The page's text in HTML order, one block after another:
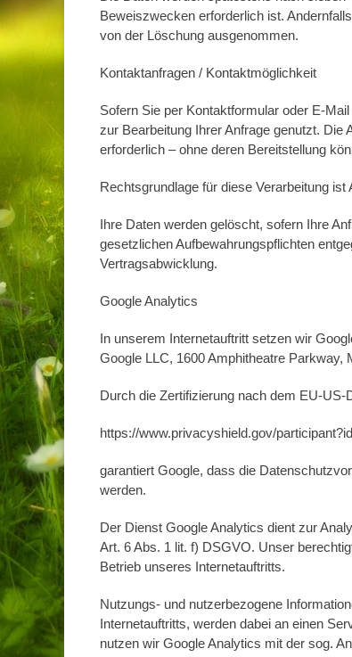
Beweiszwecken erforderlich ist.
von der Löschung ausgenommen.
Kontaktanfragen / Kontaktmöglichkeit
Sofern Sie per Kontaktformular oder E-
zur Bearbeitung Ihrer Anfrage genutzt. Die
erforderlich – ohne deren Bereitstellung
Rechtsgrundlage für diese Verarbeitung ist
Ihre Daten werden gelöscht, sofern Ihre
gesetzlichen Aufbewahrungspflichten
Vertragsabwicklung.
Google Analytics
In unserem Internetauftritt setzen wir
Google LLC, 1600 Amphitheatre Parkway,
Durch die Zertifizierung nach dem EU-
https://www.privacyshield.gov/
garantiert Google, dass die
werden.
Der Dienst Google Analytics dient zur
Art. 6 Abs. 1 lit. f) DSGVO. Unser
Betrieb unseres Internetauftritts.
Nutzungs- und nutzerbezogene
Internetauftritts, werden dabei an einen
nutzen wir Google Analytics mit der sog.